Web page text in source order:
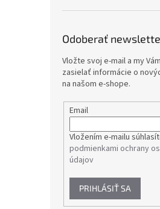
Odoberať
Vložte svoj e-mail a my
zasielať informácie o
na našom e-shope.
Email
Vložením e-mailu
podmienkami ochrany
údajov
PRIHLÁSIŤ SA